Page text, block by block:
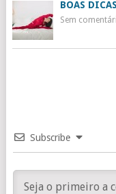
BOAS
Sem
Subscribe